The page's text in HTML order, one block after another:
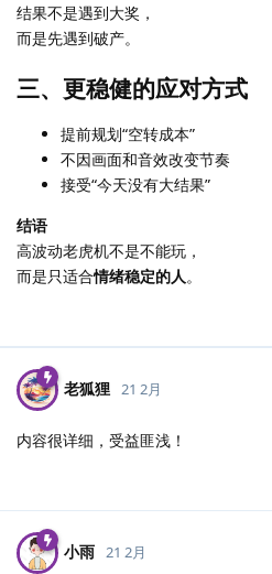
结果不是遇到大奖，
而是先遇到破产。
三、更稳健的应对方式
提前规划“空转成本”
不因画面和音效改变节奏
接受“今天没有大结果”
结语
高波动老虎机不是不能玩，
而是只适合情绪稳定的人 。
老狐狸 21 2月
内容很详细，受益匪浅！
小雨 21 2月